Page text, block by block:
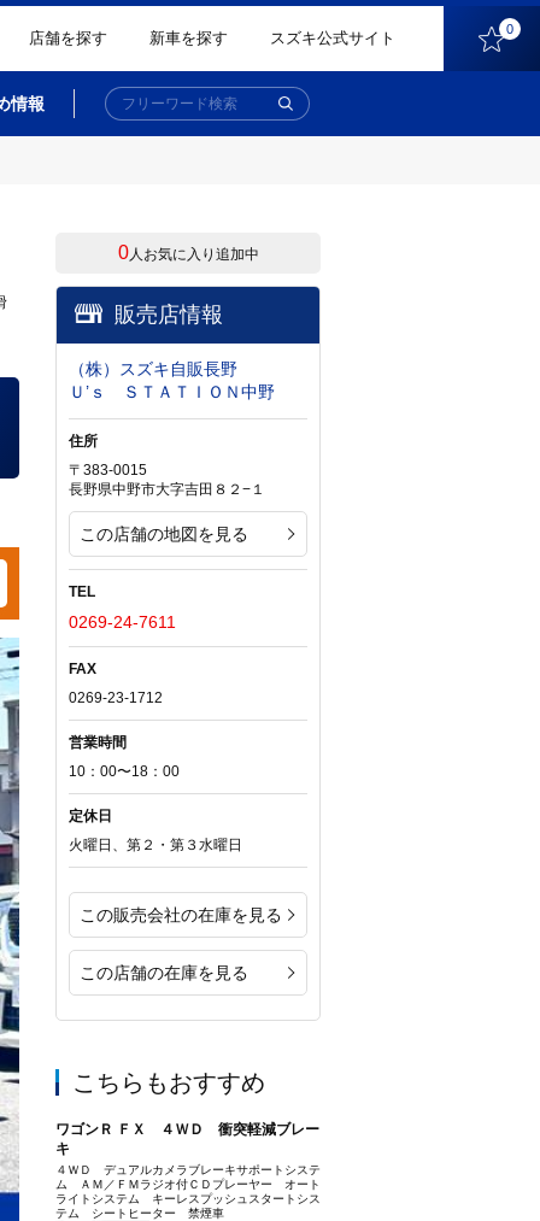
店舗を探す 新車を探す スズキ公式サイト 0
情報
0人お気に入り追加中
販売店情報
（株）スズキ自販長野
Ｕ’ｓ ＳＴＡＴＩＯＮ中野
住所
〒383-0015
長野県中野市大字吉田８２−１
この店舗の地図を見る
TEL
0269-24-7611
FAX
0269-23-1712
営業時間
10：00〜18：00
定休日
火曜日、第２・第３水曜日
この販売会社の在庫を見る
この店舗の在庫を見る
こちらもおすすめ
ワゴンＲ ＦＸ ４ＷＤ 衝突軽減ブレー
キ
４ＷＤ デュアルカメラブレーキサポートシステ
ム ＡＭ／ＦＭラジオ付ＣＤプレーヤー オート
ライトシステム キーレスプッシュスタートシス
テム シートヒーター 禁煙車